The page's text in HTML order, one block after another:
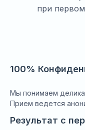
при
100%
Мы понимаем
Прием ведется
Результат с